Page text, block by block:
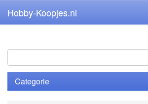
Hobby-Koopjes.nl
Categorie